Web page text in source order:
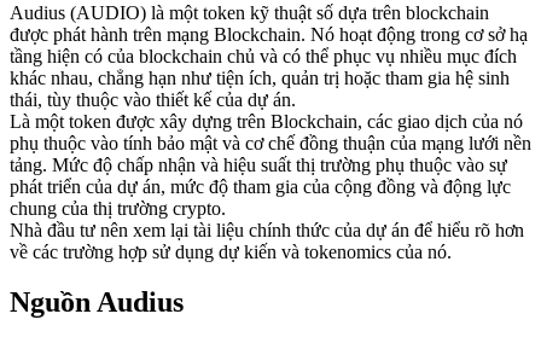
Sao chép Giao dịch
Tham gia cùng các nhà giao dịch hàng đầu
Audius (AUDIO) là một token kỹ thuật số dựa trên blockchain
được phát hành trên mạng Blockchain. Nó hoạt động trong cơ sở hạ
tầng hiện có của blockchain chủ và có thể phục vụ nhiều mục đích
khác nhau, chẳng hạn như tiện ích, quản trị hoặc tham gia hệ sinh
thái, tùy thuộc vào thiết kế của dự án.
Là một token được xây dựng trên Blockchain, các giao dịch của nó
phụ thuộc vào tính bảo mật và cơ chế đồng thuận của mạng lưới nền
tảng. Mức độ chấp nhận và hiệu suất thị trường phụ thuộc vào sự
phát triển của dự án, mức độ tham gia của cộng đồng và động lực
chung của thị trường crypto.
Nhà đầu tư nên xem lại tài liệu chính thức của dự án để hiểu rõ hơn
về các trường hợp sử dụng dự kiến và tokenomics của nó.
Nguồn Audius